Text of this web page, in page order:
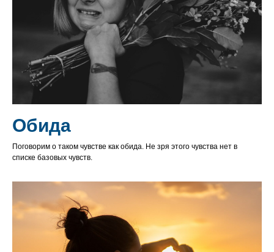
Обида
Поговорим о таком чувстве как обида. Не зря этого чувства нет в
списке базовых чувств.